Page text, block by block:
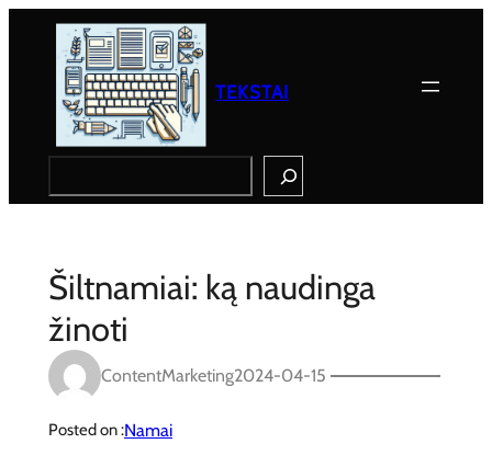
TEKSTAI
Šiltnamiai: ką naudinga
žinoti
ContentMarketing2024-04-15
Posted on :Namai